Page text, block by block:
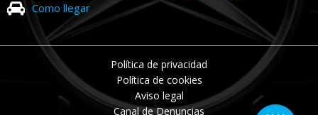
Como llegar
Política de privacidad
Política de cookies
Aviso legal
Canal de Denuncias